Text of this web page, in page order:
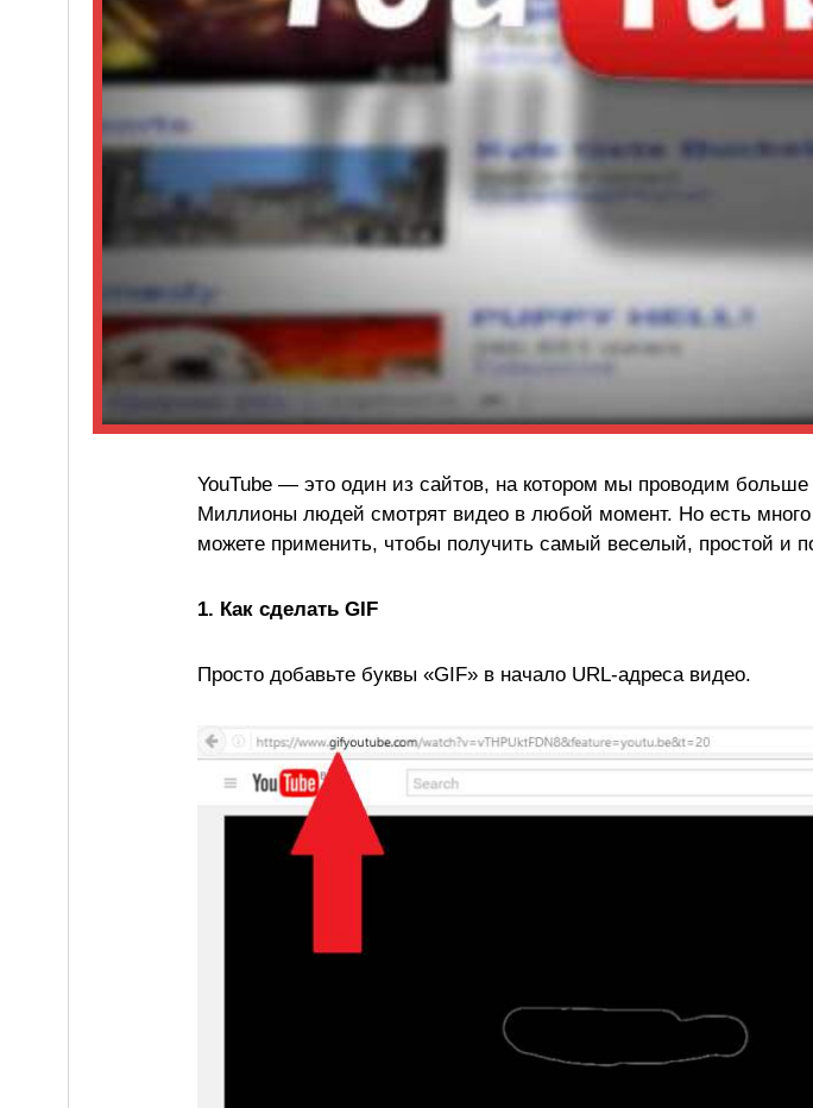
YouTube — это один из сайтов, на котором мы проводим больше
Миллионы людей смотрят видео в любой момент. Но есть много
можете применить, чтобы получить самый веселый, простой и
1. Как сделать GIF
Просто добавьте буквы «GIF» в начало URL-адреса видео.